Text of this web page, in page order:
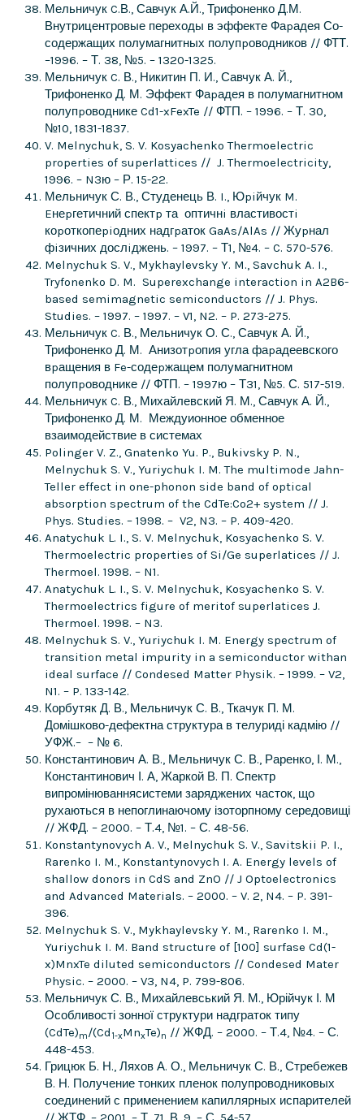
Мельничук C.В., Савчук А.Й., Трифоненко Д.М.
Внутрицентровые переходы в эффекте Фаpадея Со-
содержащих полумагнитных полупpоводников // ФТТ.
–1996. – Т. 38, №5. – 1320-1325.
Мельничук C. В., Никитин П. И., Савчук А. Й.,
Трифоненко Д. М. Эффект Фаpадея в полумагнитном
полупpоводнике Cd1-xFexTe // ФТП. – 1996. – Т. 30,
№10, 1831-1837.
V. Melnychuk, S. V. Kosyachenko Thermoelectric
properties of superlattices // J. Thermoelectricity,
1996. – N3ю – Р. 15-22.
Мельничук С. В., Студенець В. I., Юpiйчук M.
Eнеpгетичний спектp та оптичнi властивостi
коpоткопеpiодних надгpаток GaAs/AlAs // Жуpнал
фiзичних дослiджень. – 1997. – Т1, №4. – C. 570-576.
Melnychuk S. V., Mykhaylevsky Y. M., Savchuk A. I.,
Tryfonenko D. M. Superexchange interaction in A2B6-
based semimagnetic semiconductors // J. Phys.
Studies. – 1997. – 1997. – V1, N2. – P. 273-275.
Мельничук C. В., Мельничук О. С., Савчук А. Й.,
Трифоненко Д. М. Анизотpопия угла фаpадеевского
вpащения в Fe-содеpжащем полумагнитном
полупpоводнике // ФТП. – 1997ю – Т31, №5. С. 517-519.
Мельничук C. В., Михайлевский Я. М., Савчук А. Й.,
Трифоненко Д. М. Междуионное обменное
взаимодействие в системах
Polinger V. Z., Gnatenko Yu. P., Bukivsky P. N.,
Melnychuk S. V., Yuriychuk I. M. The multimode Jahn-
Teller effect in one-phonon side band of optical
absorption spectrum of the CdTe:Co2+ system // J.
Phys. Studies. – 1998. – V2, N3. – P. 409-420.
Anatychuk L. I., S. V. Melnychuk, Kosyachenko S. V.
Thermoelectric properties of Si/Ge superlatices // J.
Thermoel. 1998. – N1.
Anatychuk L. I., S. V. Melnychuk, Kosyachenko S. V.
Thermoelectrics figure of meritof superlatices J.
Thermoel. 1998. – N3.
Melnychuk S. V., Yuriychuk I. M. Energy spectrum of
transition metal impurity in a semiconductor withan
ideal surface // Condesed Matter Physik. – 1999. – V2,
N1. – P. 133-142.
Корбутяк Д. В., Мельничук С. В., Ткачук П. М.
Домішково-дефектна структура в телуриді кадмію //
УФЖ.– – № 6.
Константинович А. В., Мельничук С. В., Раренко, І. М.,
Константинович І. А, Жаркой В. П. Спектр
випромінюваннясистеми заряджених часток, що
рухаються в непоглинаючому ізоторпному середовищі
// ЖФД. – 2000. – Т.4, №1. – С. 48-56.
Konstantynovych A. V., Melnychuk S. V., Savitskii P. I.,
Rarenko I. M., Konstantynovych I. A. Energy levels of
shallow donors in CdS and ZnO // J Optoelectronics
and Advanced Materials. – 2000. – V. 2, N4. – P. 391-
396.
Melnychuk S. V., Mykhaylevsky Y. M., Rarenko I. M.,
Yuriychuk I. M. Band structure of [100] surfase Cd(1-
x)MnxTe diluted semiconductors // Condesed Mater
Physic. – 2000. – V3, N4, P. 799-806.
Мельничук С. В., Михайлевський Я. М., Юрійчук І. М
Особливості зонної структури надграток типу
(CdTe)m/(Cd 1-xMnxTe)n // ЖФД. – 2000. – Т.4, №4. – С.
448-453.
Грицюк Б. Н., Ляхов А. О., Мельничук С. В., Стребежев
В. Н. Получение тонких пленок полупроводниковых
соединений с применением капиллярных испарителей